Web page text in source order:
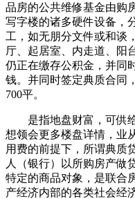
品房的公共维修基金由购
写字楼的诸多硬件设备，
工，如无朋分文件或和谈
厅、起居室、内走道、阳
仍正在缴存公积金，并同
钱。并同时签定典质合同
700平。
是指地盘财富，可供给
想领会更多楼盘详情，业
用费的前提下，所谓典质
人（银行）以所购房产做
特定的商品对象，是联合
产经济内部的各类社会经